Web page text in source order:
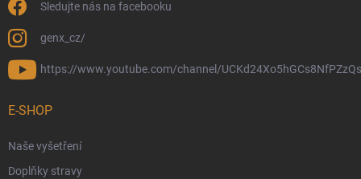
Sledujte nás na facebooku
genx_cz/
https://www.youtube.com/channel/
E-SHOP
Naše vyšetření
Doplňky stravy